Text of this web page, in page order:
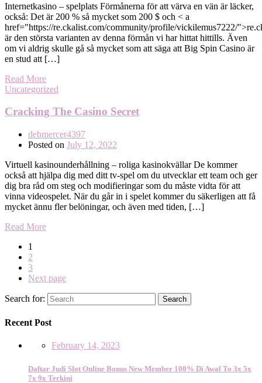
Internetkasino – spelplats Förmånerna för att värva en vän är läcker,
också: Det är 200 % så mycket som 200 $ och < a
href="https://re.ckalist.com/community/profile/vickilemus7222/
är den största varianten av denna förmån vi har hittat hittills. Även
om vi aldrig skulle gå så mycket som att säga att Big Spin Casino är
en stud att […]
Read More
Uncategorized
Cracking The Casino Secret
debmercer4397
Posted on July 12, 2022
Virtuell kasinounderhållning – roliga kasinokvällar De kommer
också att hjälpa dig med ditt tv-spel om du utvecklar ett team och ger
dig bra råd om steg och modifieringar som du måste vidta för att
vinna videospelet. När du går in i spelet kommer du säkerligen att få
mycket ännu fler belöningar, och även med tiden, […]
Read More
1
2
3
Next page
Search for: Search
Recent Post
February 14, 2023
Daftar Judi Slot Online Bonus New Member 100% Di Awal To 3x 5x
7x 9x Terkini